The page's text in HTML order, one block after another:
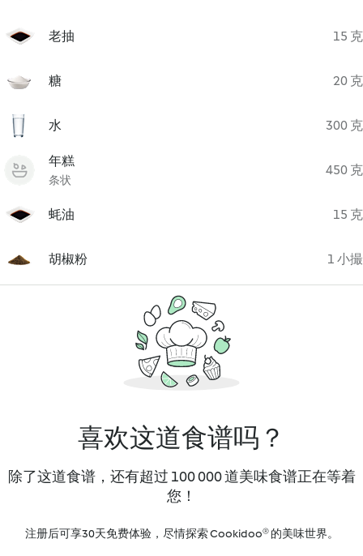
老抽 15 克
糖 20 克
水 300 克
年糕
条状
450 克
蚝油 15 克
胡椒粉 1 小撮
喜欢这道食谱吗？
除了这道食谱，还有超过 100 000 道美味食谱正在等着
您！
注册后可享30天免费体验，尽情探索 Cookidoo® 的美味世界。